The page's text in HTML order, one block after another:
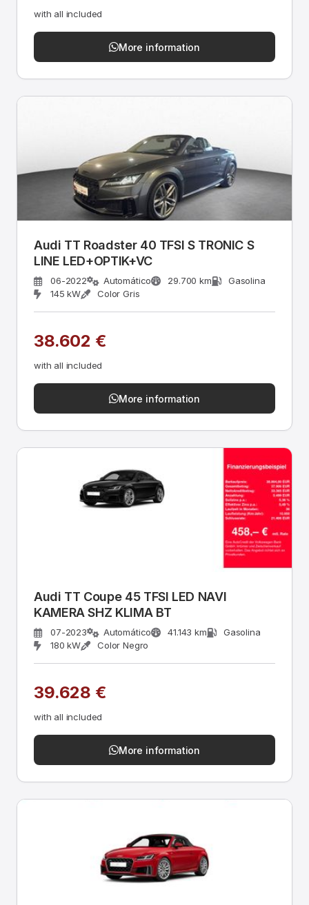
with all included
More information
Audi TT Roadster 40 TFSI S TRONIC S
LINE LED+OPTIK+VC
06-2022 Automático 29.700 km
Gasolina
145 kW
Color Gris
38.602 €
with all included
More information
Audi TT Coupe 45 TFSI LED NAVI
KAMERA SHZ KLIMA BT
07-2023 Automático 41.143 km
Gasolina
180 kW
Color Negro
39.628 €
with all included
More information